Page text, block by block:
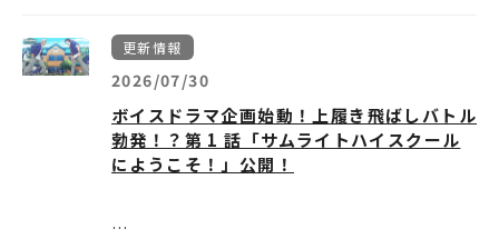
・開演時間が近くなりますと入場口が混雑いた
しますので、お時間に余裕をもってのご来場を
お願い致します。
・劇場周辺での出待ち・入待ちにつきまして
は、近隣のご迷惑となりますので、固くお断り
いたします。
・会場内ではマスコミ各社の取材による撮影、
第10話「錯利符愛棲」：サクリファイス
第11話「履陀鞍」：リターン
第12話「恵緋浪愚」：エピローグ
と、街が『鎧真伝サムライトルーパー』の世界
とリンク！
実物大の「妖邪門」がAR出現し、妖邪界から
きるコンテンツです。
【アップデート内容】
アプリ起動後、「カメラ」と「GPS」の利用を
許可してください。
▼現地写真
JR新宿駅東口前広場
道頓堀 戎橋
＜STEP 3＞​ シーンに入る
■安全上のご注意
体験の際は、ご自身や周囲の安全を十分に確認
し、他のお客様の通行の妨げにならないようご
配慮をお願いいたします。
■通信料について
本コンテンツの利用料は無料ですが、ダウンロ
■AR表示の不具合について
○応募方法
1. TVアニメ『鎧真伝サムライトルーパー』公
式Xアカウント「
2. 新宿の指定エリアにて、妖邪門ARで写真ま
たは動画を撮影。
3. ご自身のXアカウントから、ハッシュタグ
▼『GEAR戦士電童METEOR』あらすじ
ガルファ皇帝との戦いから三年――
平和を取り戻した地球で
銀河と北斗、ふたりの少年は平穏な日々を送っ
ていた
だが、機能を停止したはずの螺旋城が謎の再起
動を果たす
データウェポンに起こる異変
更新情報
2026/07/30
ボイスドラマ企画始動！上履き飛ばしバトル
勃発！？第 1 話「サムライトハイスクール
にようこそ！」公開！